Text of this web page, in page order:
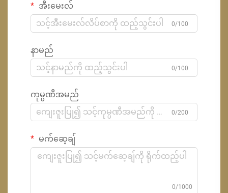
အီးမေးလ်
0/100
နာမည်
0/100
ကုမ္ပဏီအမည်
0/200
မက်ဆေ့ချ်
0/1000